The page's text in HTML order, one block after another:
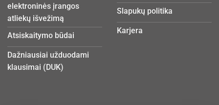
elektroninės įrangos
atliekų išvežimą
Atsiskaitymo būdai
Dažniausiai užduodami
klausimai (DUK)
Slapukų politika
Karjera